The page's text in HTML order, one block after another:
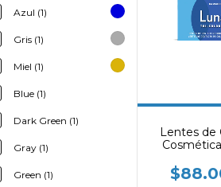
Azul (1)
Gris (1)
Miel (1)
Blue (1)
Dark Green (1)
Gray (1)
Green (1)
Lentes de